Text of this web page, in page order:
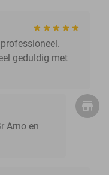
geduldig met
Arno en